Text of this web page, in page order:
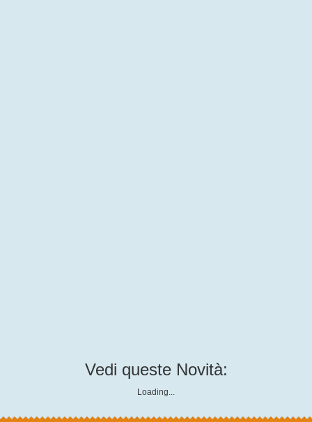
Vedi queste Novità:
Loading...